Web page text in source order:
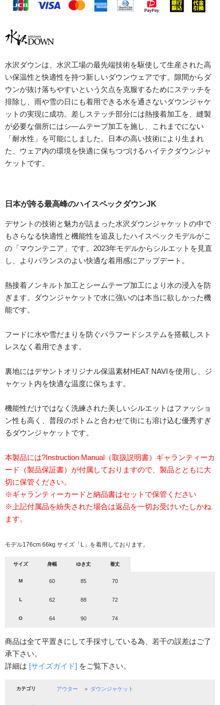
水沢ダウンは、水沢工場の最先端技術を駆使して生産された高
い保温性と快適性を持つ新しいダウンウェアです。隙間からダ
ウンが抜け落ちやすいという欠点を克服するためにステッチを
排除し、雨や雪の日にも着用できる水を通さないダウンジャケ
ットの実現に成功。差しステッチ部分には熱接着加工を、縫製
が必要な個所にはシ―ムテープ加工を施し、これまでにない
「耐水性」を可能にしました。日本の高い技術により生まれ
た、ウェア内の環境を快適に保ちつづけるハイテクダウンジャ
ケットです。
日本が誇る最高峰のハイスペックダウンJK
デサントの技術と魅力が詰まった水沢ダウンジャケットの中で
もさらなる快適性と機能性を追及したハイスペックモデルがこ
の「マウンテニア」です。2023年モデルからシルエットを見直
し、よりバランスのよい快適な着用感にアップデート。
熱接着ノンキルト加工とシームテープ加工により水の浸入を防
ぎます。ダウンジャケットで水に強いのは本当に欲しかった機
能です。
フードに水や雪だまりを防ぐパラフードシステムを搭載しスト
レスなく着用できます。
裏地にはデサントオリジナル保温素材HEAT NAVIを使用し、ジ
ャケット内を快適な温度に保ちます。
機能性だけではなく洗練された美しいシルエットはファッショ
ン性も高く、普段のボトムと合わせて街にも溶け込む優秀すぎ
るダウンジャケットです。
本製品には?Instruction Manual（取扱説明書）ギャランティーカ
ード（製品保証書）が付属しておりますので、製品とともに大
切に保管ください。
※ギャランティーカードと納品書はセットで保管ください
※上記付属品を紛失された場合は返品を一切お受けいたしかね
ます。
モデル176cm 66kg サイズ「L」を着用しております。
サイズ 身幅 ゆき丈 着丈
M 60 85 70
L 62 88 72
O 64 90 74
商品は全て平置きにして手採寸している為、若干の誤差はご了
承下さい。
詳細は [サイズガイド] をご覧下さい。
カテゴリ アウター ＞ ダウンジャケット